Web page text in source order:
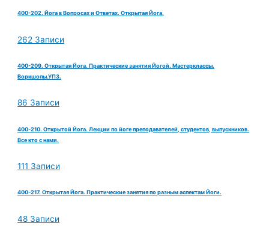
400-202. Йога в Вопросах и Ответах. Открытая Йога.
262 Записи
400-209. Открытая Йога. Практические занятия Йогой. Мастерклассы.
Воркшопы.УПЗ.
86 Записи
400-210. Открытой Йога. Лекции по йоге преподавателей, студентов, выпускников.
Все кто с нами.
111 Записи
400-217. Открытая Йога. Практические занятия по разным аспектам Йоги.
48 Записи